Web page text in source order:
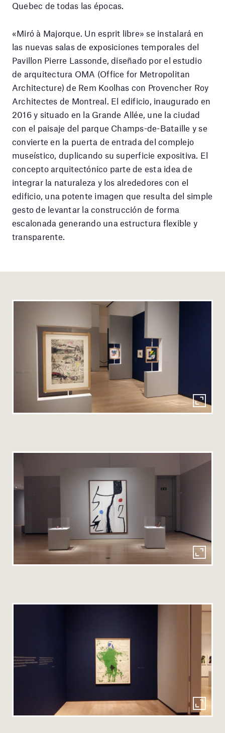
Quebec de todas las épocas.
«Miró à Majorque. Un esprit libre» se instalará en
las nuevas salas de exposiciones temporales del
Pavillon Pierre Lassonde, diseñado por el estudio
de arquitectura OMA (Office for Metropolitan
Architecture) de Rem Koolhas con Provencher Roy
Architectes de Montreal. El edificio, inaugurado en
2016 y situado en la Grande Allée, une la ciudad
con el paisaje del parque Champs-de-Bataille y se
convierte en la puerta de entrada del complejo
museístico, duplicando su superficie expositiva. El
concepto arquitectónico parte de esta idea de
integrar la naturaleza y los alrededores con el
edificio, una potente imagen que resulta del simple
gesto de levantar la construcción de forma
escalonada generando una estructura flexible y
transparente.